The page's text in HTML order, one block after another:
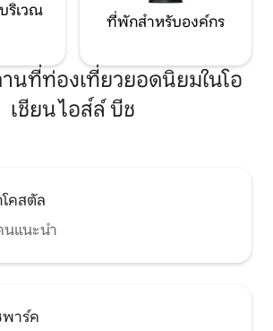
ริเวณ
ที่พักสำหรับองค์กร
นที่ท่องเที่ยวยอดนิยมในโอ
เชียน ไอส์ล์ บีช
คสตัล
แนะนำ
พาร์ค